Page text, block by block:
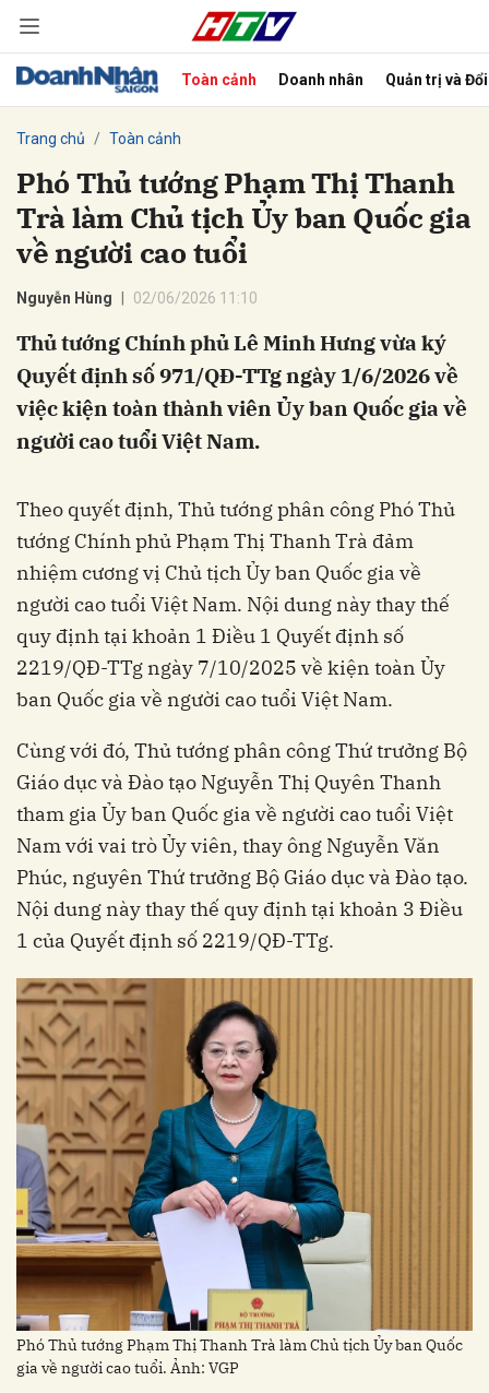
Toàn cảnh Doanh nhân Quản trị và
Trang chủ Toàn cảnh
Phó Thủ tướng Phạm Thị Thanh
Trà làm Chủ tịch Ủy ban Quốc gia
về người cao tuổi
Nguyễn Hùng 02/06/2026 11:10
Thủ tướng Chính phủ Lê Minh Hưng vừa ký
Quyết định số 971/QĐ-TTg ngày 1/6/2026 về
việc kiện toàn thành viên Ủy ban Quốc gia về
người cao tuổi Việt Nam.
Theo quyết định, Thủ tướng phân công Phó Thủ
tướng Chính phủ Phạm Thị Thanh Trà đảm
nhiệm cương vị Chủ tịch Ủy ban Quốc gia về
người cao tuổi Việt Nam. Nội dung này thay thế
quy định tại khoản 1 Điều 1 Quyết định số
2219/QĐ-TTg ngày 7/10/2025 về kiện toàn Ủy
ban Quốc gia về người cao tuổi Việt Nam.
Cùng với đó, Thủ tướng phân công Thứ trưởng Bộ
Giáo dục và Đào tạo Nguyễn Thị Quyên Thanh
tham gia Ủy ban Quốc gia về người cao tuổi Việt
Nam với vai trò Ủy viên, thay ông Nguyễn Văn
Phúc, nguyên Thứ trưởng Bộ Giáo dục và Đào tạo.
Nội dung này thay thế quy định tại khoản 3 Điều
1 của Quyết định số 2219/QĐ-TTg.
Phó Thủ tướng Phạm Thị Thanh Trà làm Chủ tịch Ủy ban Quốc
gia về người cao tuổi. Ảnh: VGP
Hủy